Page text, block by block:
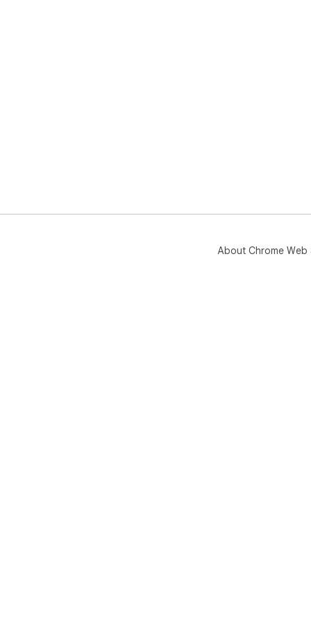
About Chrome Web